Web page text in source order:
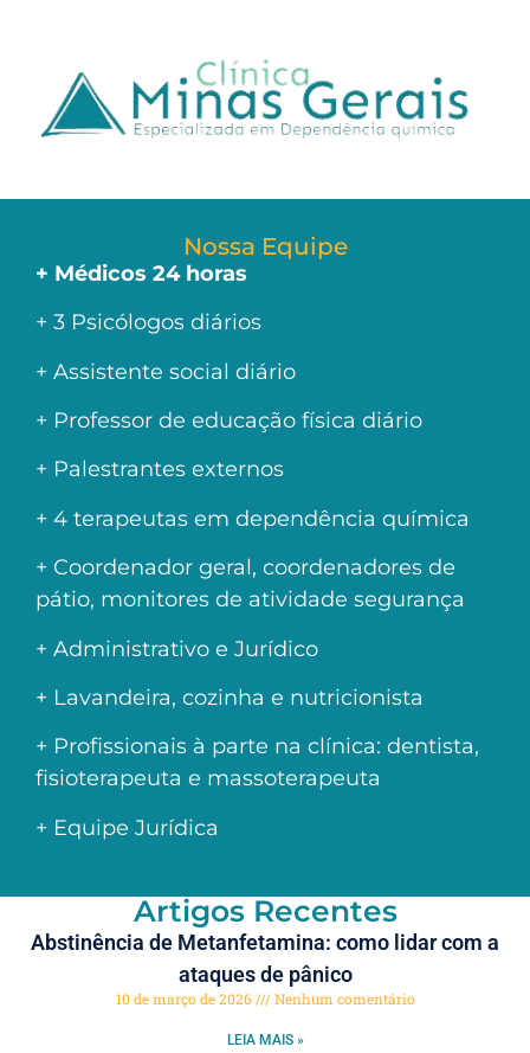
Nossa Equipe
+ Médicos 24 horas
+ 3 Psicólogos diários
+ Assistente social diário
+ Professor de educação física diário
+ Palestrantes externos
+ 4 terapeutas em dependência química
+ Coordenador geral, coordenadores de
pátio, monitores de atividade segurança
+ Administrativo e Jurídico
+ Lavandeira, cozinha e nutricionista
+ Profissionais à parte na clínica: dentista,
fisioterapeuta e massoterapeuta
+ Equipe Jurídica
Artigos Recentes
Abstinência de Metanfetamina: como lidar com a
ataques de pânico
10 de março de 2026 Nenhum comentário
LEIA MAIS »